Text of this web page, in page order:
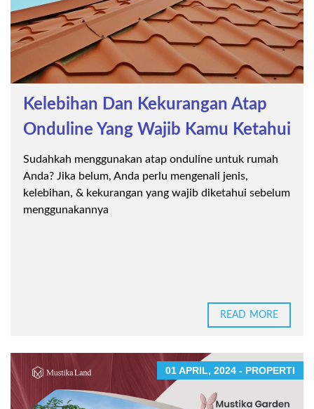
Kelebihan Dan Kekurangan Atap
Onduline Yang Wajib Kamu Ketahui
Sudahkah menggunakan atap onduline untuk rumah
Anda? Jika belum, Anda perlu mengenali jenis,
kelebihan, & kekurangan yang wajib diketahui sebelum
menggunakannya
READ MORE
01 APRIL, 2024 - PROPERTI